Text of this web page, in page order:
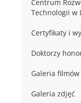
Centrum
Technologii w
Certyfikaty i
Doktorzy
Galeria filmów
Galeria zdjęć